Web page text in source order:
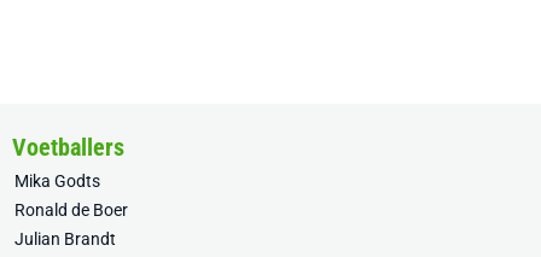
Voetballers
Mika Godts
Ronald de Boer
Julian Brandt